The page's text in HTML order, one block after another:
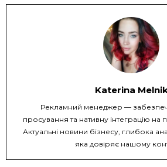
Katerina
Рекламний менеджер —
просування та нативну інтеграцію на
Актуальні новини бізнесу, глибока
яка довіряє нашому